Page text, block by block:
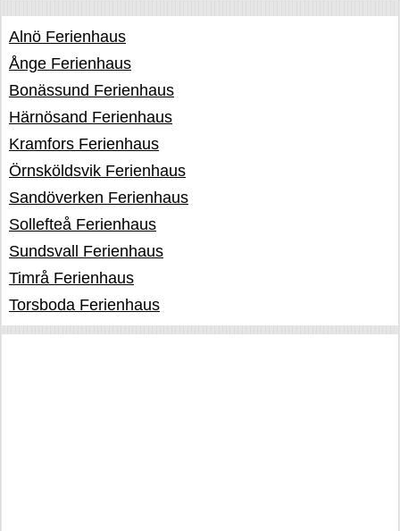
Alnö Ferienhaus
Ånge Ferienhaus
Bonässund Ferienhaus
Härnösand Ferienhaus
Kramfors Ferienhaus
Örnsköldsvik Ferienhaus
Sandöverken Ferienhaus
Sollefteå Ferienhaus
Sundsvall Ferienhaus
Timrå Ferienhaus
Torsboda Ferienhaus